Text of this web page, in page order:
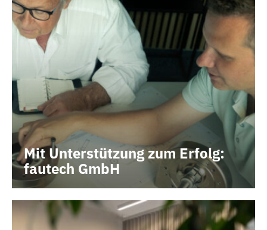
Mit Unterstützung zum Erfolg:
fautech GmbH